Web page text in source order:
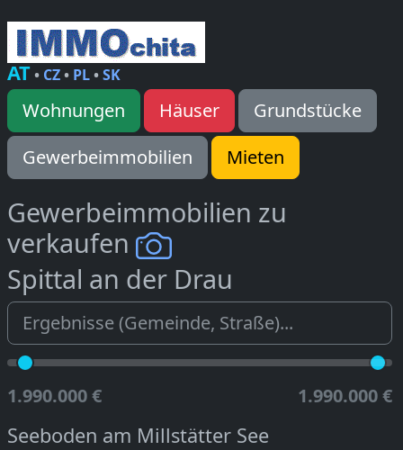
AT• CZ• PL•SK
Wohnungen Häuser
Grundstücke
Gewerbeimmobilien
Mieten
Gewerbeimmobilien zu
verkaufen
Spittal an der Drau
1.990.000 € 1.990.000 €
Seeboden am Millstätter See